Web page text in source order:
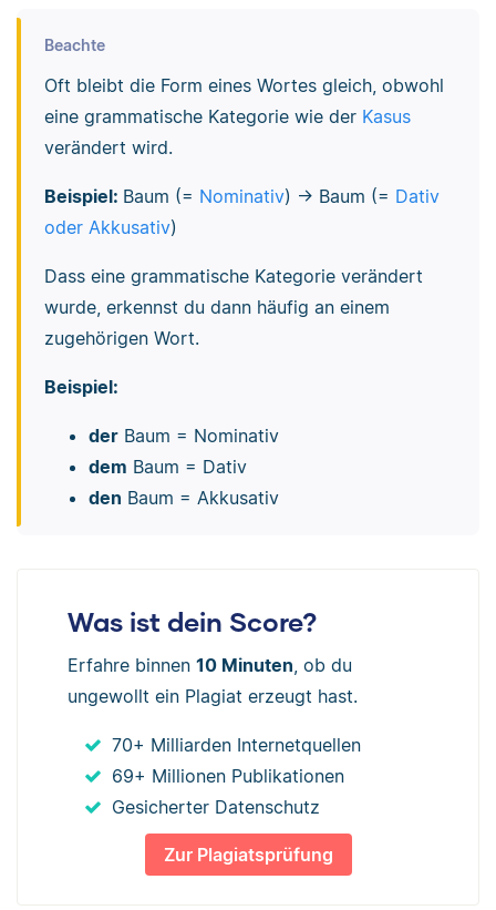
Beachte
Oft bleibt die Form eines Wortes gleich, obwohl
eine grammatische Kategorie wie der Kasus
verändert wird.
Beispiel: Baum (= Nominativ) → Baum (= Dativ
oder Akkusativ)
Dass eine grammatische Kategorie verändert
wurde, erkennst du dann häufig an einem
zugehörigen Wort.
Beispiel:
derBaum = Nominativ
dem Baum = Dativ
den Baum = Akkusativ
Was ist dein Score?
Erfahre binnen 10 Minuten, ob du
ungewollt ein Plagiat erzeugt hast.
70+ Milliarden Internetquellen
69+ Millionen Publikationen
Gesicherter Datenschutz
Zur Plagiatsprüfung